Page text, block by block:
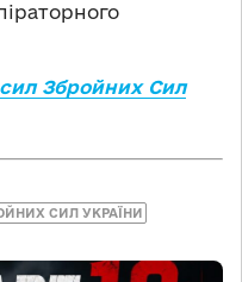
Збройних Сил
СИЛ УКРАЇНИ